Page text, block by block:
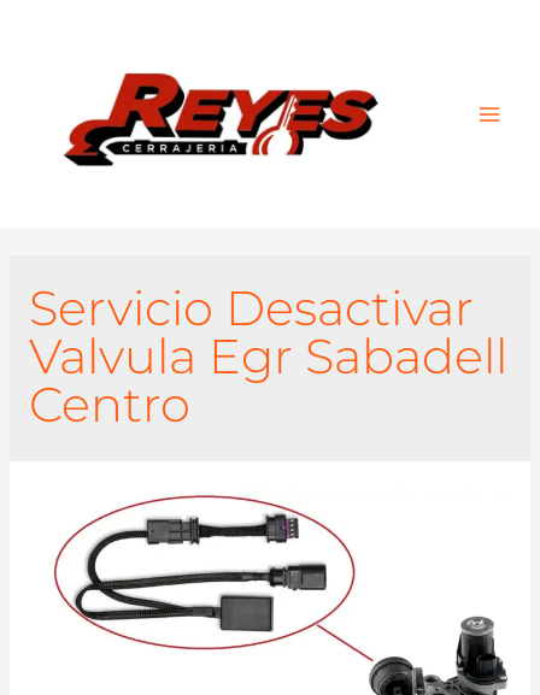
Servicio Desactivar
Valvula Egr Sabadell
Centro